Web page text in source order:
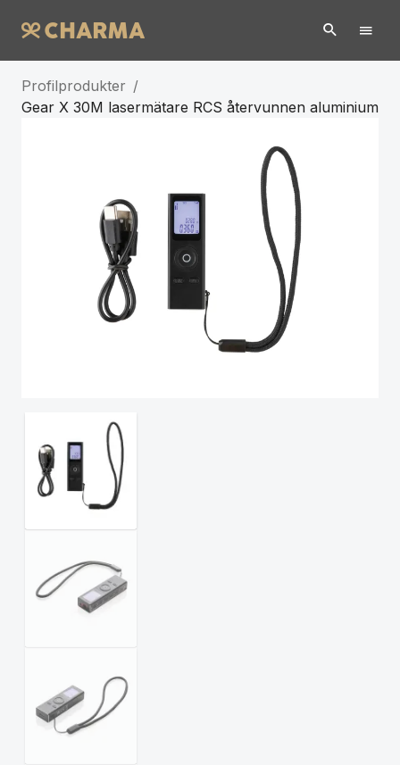
Profilprodukter /
Gear X 30M lasermätare RCS återvunnen aluminium